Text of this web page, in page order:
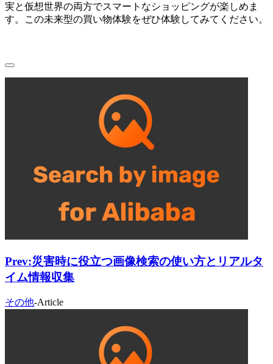
実と仮想世界の両方でスマートなショッピングが楽しめま
す。この未来型の買い物体験をぜひ体験してみてください。
Prev:災害時に役立つ画像検索の使い方とリアルタ
イム情報収集
その他-Article